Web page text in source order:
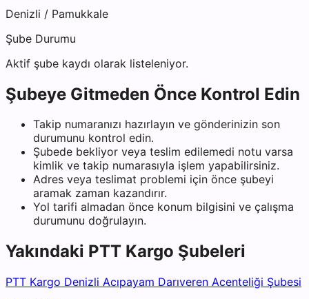
Denizli / Pamukkale
Şube Durumu
Aktif şube kaydı olarak listeleniyor.
Şubeye Gitmeden Önce Kontrol Edin
Takip numaranızı hazırlayın ve gönderinizin son
durumunu kontrol edin.
Şubede bekliyor veya teslim edilemedi notu varsa
kimlik ve takip numarasıyla işlem yapabilirsiniz.
Adres veya teslimat problemi için önce şubeyi
aramak zaman kazandırır.
Yol tarifi almadan önce konum bilgisini ve çalışma
durumunu doğrulayın.
Yakındaki PTT Kargo Şubeleri
PTT Kargo Denizli Acıpayam Darıveren Acenteliği Şubesi